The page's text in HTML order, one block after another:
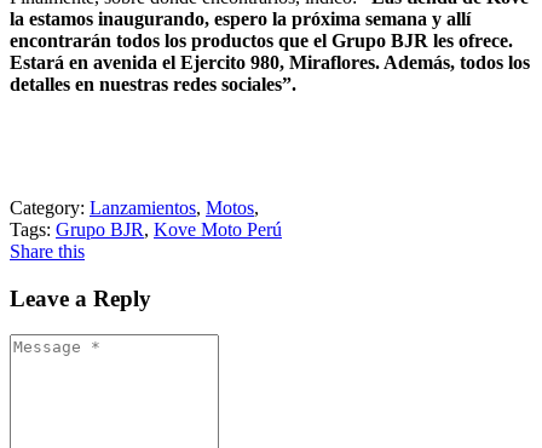
la estamos inaugurando, espero la próxima semana y allí
encontrarán todos los productos que el Grupo BJR les ofrece.
Estará en avenida el Ejercito 980, Miraflores. Además, todos los
detalles en nuestras redes sociales”.
Category: Lanzamientos, Motos,
Tags: Grupo BJR, Kove Moto Perú
Share this
Leave a Reply